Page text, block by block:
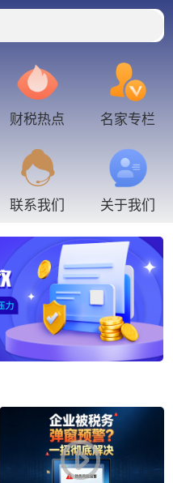
财税热点 名家专栏
联系我们 关于我们